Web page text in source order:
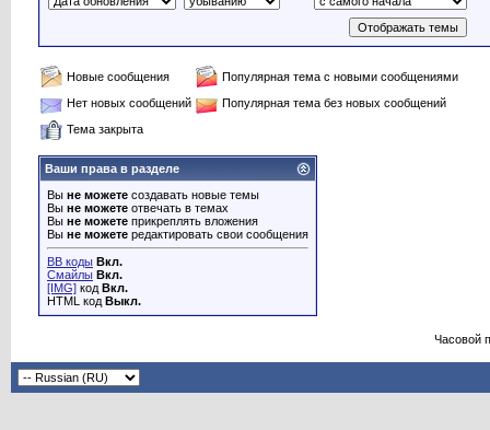
Новые сообщения
Популярная тема с новыми сообщениями
Нет новых сообщений
Популярная тема без новых сообщений
Тема закрыта
Ваши права в разделе
Вы не можете создавать новые темы
Вы не можете отвечать в темах
Вы не можете прикреплять вложения
Вы не можете редактировать свои сообщения
BB коды Вкл.
Смайлы Вкл.
[IMG] код Вкл.
HTML код Выкл.
Часовой